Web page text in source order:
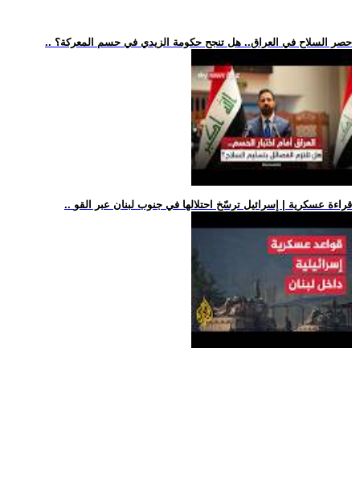
.. حصر السلاح في العراق.. هل تنجح حكومة الزيدي في حسم المعركة؟
.. قراءة عسكرية | إسرائيل ترسّخ احتلالها في جنوب لبنان عبر القو